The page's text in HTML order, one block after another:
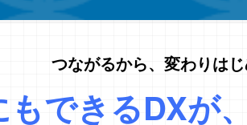
つながるから、変わりは
できるDXが